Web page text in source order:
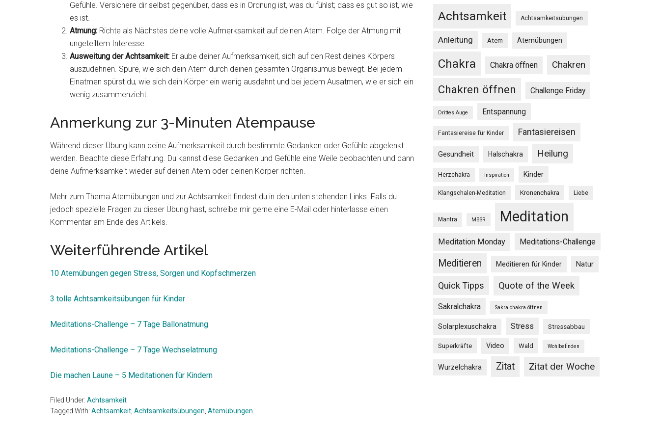
Gefühle. Versichere dir selbst gegenüber, dass es in Ordnung ist, was du fühlst; dass es gut so ist, wie
es ist.
Atmung: Richte als Nächstes deine volle Aufmerksamkeit auf deinen Atem. Folge der Atmung mit
ungeteiltem Interesse.
Ausweitung der Achtsamkeit: Erlaube deiner Aufmerksamkeit, sich auf den Rest deines Körpers
auszudehnen. Spüre, wie sich dein Atem durch deinen gesamten Organisumus bewegt. Bei jedem
Einatmen spürst du, wie sich dein Körper ein wenig ausdehnt und bei jedem Ausatmen, wie er sich ein
wenig zusammenzieht.
Anmerkung zur 3-Minuten Atempause
Während dieser Übung kann deine Aufmerksamkeit durch bestimmte Gedanken oder Gefühle abgelenkt
werden. Beachte diese Erfahrung. Du kannst diese Gedanken und Gefühle eine Weile beobachten und dann
deine Aufmerksamkeit wieder auf deinen Atem oder deinen Körper richten.
Mehr zum Thema Atemübungen und zur Achtsamkeit findest du in den unten stehenden Links. Falls du
jedoch spezielle Fragen zu dieser Übung hast, schreibe mir gerne eine E-Mail oder hinterlasse einen
Kommentar am Ende des Artikels.
Weiterführende Artikel
10 Atemübungen gegen Stress, Sorgen und Kopfschmerzen
3 tolle Achtsamkeitsübungen für Kinder
Meditations-Challenge – 7 Tage Ballonatmung
Meditations-Challenge – 7 Tage Wechselatmung
Die machen Laune – 5 Meditationen für Kindern
Filed Under: Achtsamkeit
Tagged With: Achtsamkeit, Achtsamkeitsübungen, Atemübungen
Achtsamkeit Achtsamkeitsübungen
Anleitung Atem Atemübungen
Chakra Chakra öffnen Chakren
Chakren öffnen Challenge Friday
Drittes Auge Entspannung
Fantasiereise für Kinder Fantasiereisen
Gesundheit Halschakra Heilung
Herzchakra Inspiration Kinder
Klangschalen-Meditation Kronenchakra Liebe
Mantra MBSR Meditation
Meditation Monday Meditations-Challenge
Meditieren Meditieren für Kinder Natur
Quick Tipps Quote of the Week
Sakralchakra Sakralchakra öffnen
Solarplexuschakra Stress Stressabbau
Superkräfte Video Wald Wohlbefinden
Wurzelchakra Zitat Zitat der Woche